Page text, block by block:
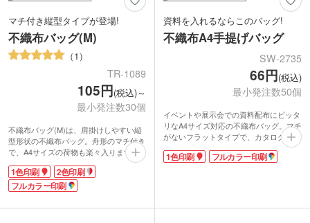
マチ付き縦型タイプが登場!
不織布バッグ(M)
1
TR-1089
105円(税込)～
最小発注数30個
不織布バッグ(M)は、肩掛けしやすい縦
型形状の不織布バッグ。舟形のマチ付き
で、A4サイズの荷物も楽々入ります。
ハンドル部分は長めになっているので、
肩掛けしやすく荷物の出し入れも楽ち
ん!冊子などの資料が多くなりがちなオ
ープンキャンパスや、展示会にピッタリ
のアイテムです。
1色印刷
2色印刷
フルカラー印刷
資料を入れるならこのバッグ!
不織布A4手提げバッグ
SW-2735
66円(税込)
最小発注数50個
イベントや展示会での資料配布にピッタ
リなA4サイズ対応の不織布バッグ。マチ
がないフラットタイプで、カタログやA4
ファイル等、1.5cm程度の厚さのものま
で入ります。本体色は10色展開で、コー
1色印刷 フルカラー印刷